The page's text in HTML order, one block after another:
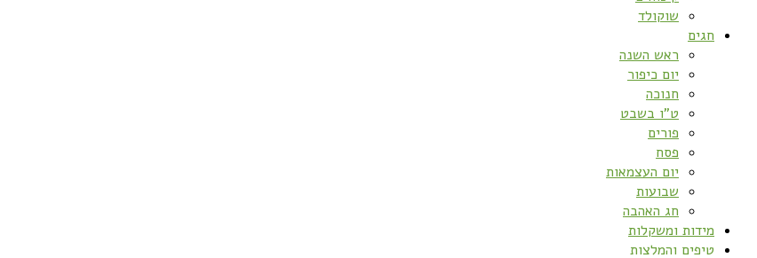
שוקולד
חגים
ראש השנה
יום כיפור
חנוכה
ט”ו בשבט
פורים
פסח
יום העצמאות
שבועות
חג האהבה
מידות ומשקלות
טיפים והמלצות